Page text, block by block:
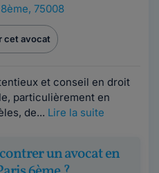
75008
cet avocat
et conseil en droit
particulièrement en
de... Lire la suite
un avocat en